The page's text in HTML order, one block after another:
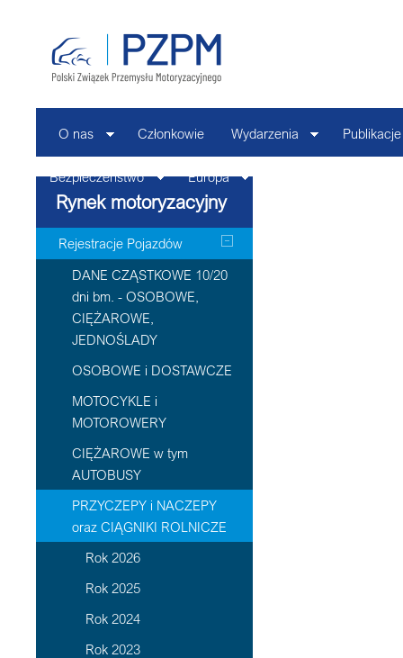
O nas Członkowie Wydarzenia Publikacje
Bezpieczeństwo Europa
Rynek motoryzacyjny
Rejestracje Pojazdów
DANE CZĄSTKOWE 10/20
dni bm. - OSOBOWE,
CIĘŻAROWE,
JEDNOŚLADY
OSOBOWE i DOSTAWCZE
MOTOCYKLE i
MOTOROWERY
CIĘŻAROWE w tym
AUTOBUSY
PRZYCZEPY i NACZEPY
oraz CIĄGNIKI ROLNICZE
Rok 2026
Rok 2025
Rok 2024
Rok 2023